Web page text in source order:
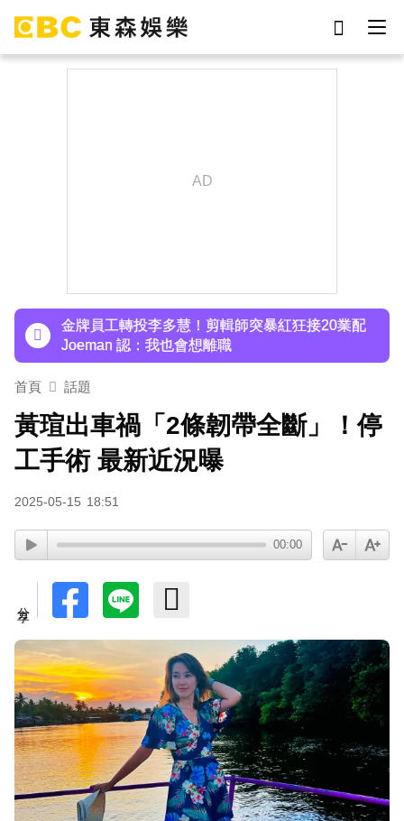
影曝光粉鼻酸
金牌員工轉投李多慧！剪輯師突暴紅狂接20業配
Joeman 認：我也會想離職
下載東森App，隨時掌握天下大小事！
97萬網紅「肥大叔」驟逝！2天前才開直播 最後身
影曝光粉鼻酸
首頁 話題
黃瑄出車禍「2條韌帶全斷」！停
工手術 最新近況曝
2025-05-15 18:51
00:00